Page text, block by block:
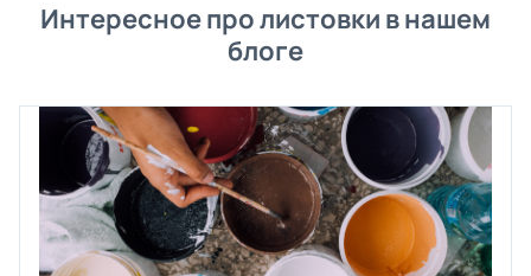
Интересное про листовки в нашем
блоге